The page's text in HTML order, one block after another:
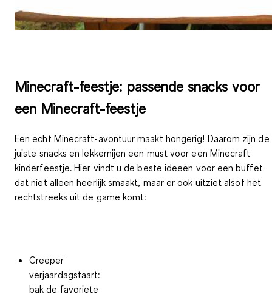
Minecraft-feestje: passende snacks voor
een Minecraft-feestje
Een echt Minecraft-avontuur maakt hongerig! Daarom zijn de
juiste snacks en lekkernijen een must voor een Minecraft
kinderfeestje. Hier vindt u de beste ideeën voor een buffet
dat niet alleen heerlijk smaakt, maar er ook uitziet alsof het
rechtstreeks uit de game komt:
Creeper
verjaardagstaart:
bak de favoriete